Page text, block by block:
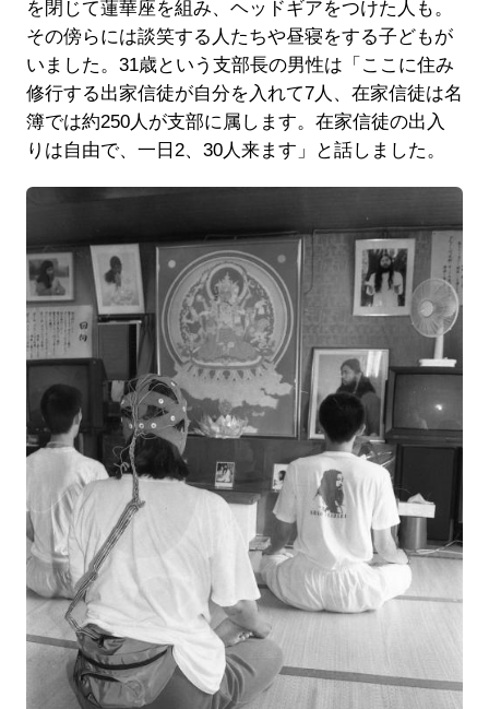
を閉じて蓮華座を組み、ヘッドギアをつけた人も。
その傍らには談笑する人たちや昼寝をする子どもが
いました。31歳という支部長の男性は「ここに住み
修行する出家信徒が自分を入れて7人、在家信徒は名
簿では約250人が支部に属します。在家信徒の出入
りは自由で、一日2、30人来ます」と話しました。